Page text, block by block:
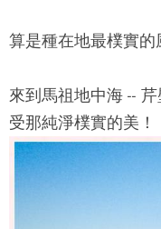
算是種在地最樸實的
來到馬祖地中海 -- 芹
受那純淨樸實的美！